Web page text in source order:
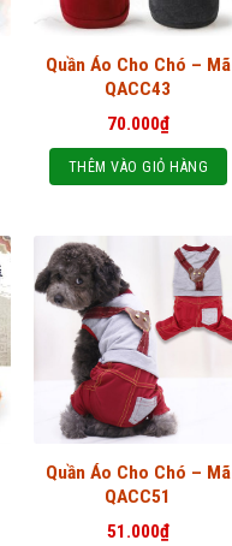
Quần Áo Cho Chó – Mã
QACC43
70.000₫
THÊM VÀO GIỎ HÀNG
Quần Áo Cho Chó – Mã
QACC51
51.000₫